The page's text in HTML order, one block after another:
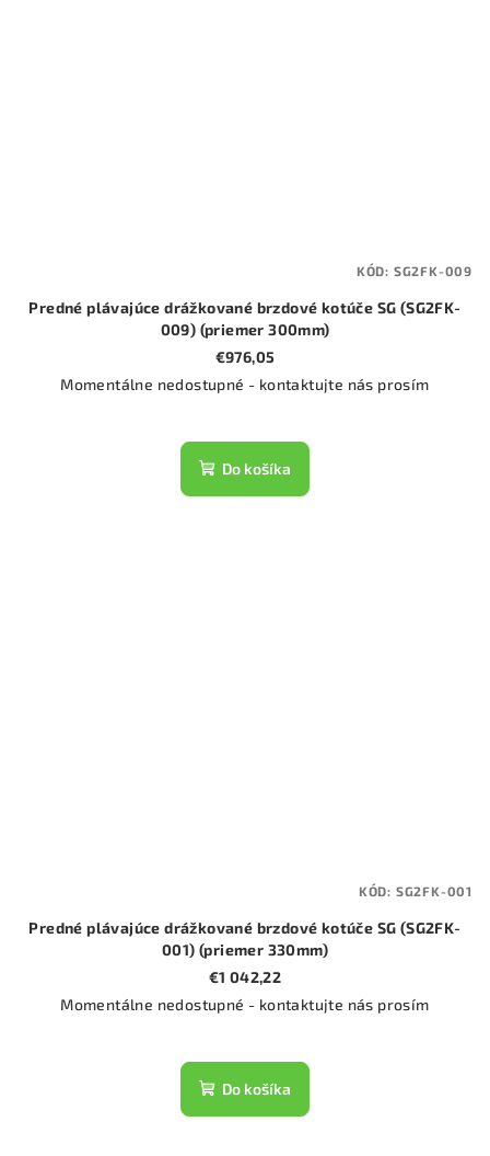
Predné plávajúce drážkované brzdové kotúče SG (SG2FK-
009) (priemer 300mm)
€976,05
Momentálne nedostupné - kontaktujte nás prosím
Do košíka
KÓD: SG2FK-009
Predné plávajúce drážkované brzdové kotúče SG (SG2FK-
001) (priemer 330mm)
€1 042,22
Momentálne nedostupné - kontaktujte nás prosím
Do košíka
KÓD: SG2FK-001